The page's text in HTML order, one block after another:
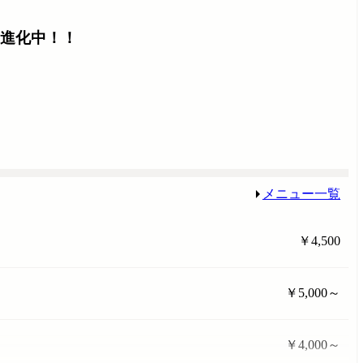
化中！！
メニュー一覧
￥4,500
￥5,000～
￥4,000～